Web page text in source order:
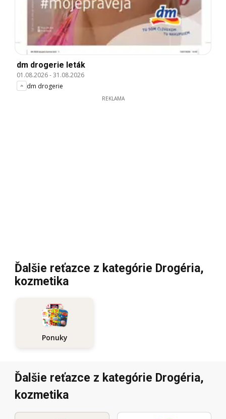
dm drogerie leták
01.08.2026-31.08.2026
dm drogerie
REKLAMA
Ďalšie reťazce z kategórie Drogéria,
kozmetika
Ponuky
Ďalšie reťazce z kategórie Drogéria,
kozmetika